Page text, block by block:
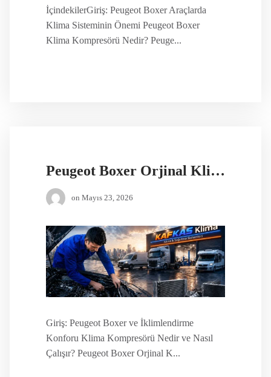
İçindekilerGiriş: Peugeot Boxer Araçlarda
Klima Sisteminin Önemi Peugeot Boxer
Klima Kompresörü Nedir? Peuge...
Peugeot Boxer Orjinal Klima Kompresörü
on Mayıs 23, 2026
Giriş: Peugeot Boxer ve İklimlendirme
Konforu Klima Kompresörü Nedir ve Nasıl
Çalışır? Peugeot Boxer Orjinal K...